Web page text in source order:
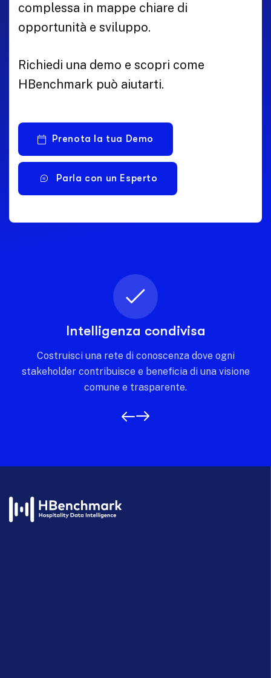
complessa in mappe chiare di
opportunità e sviluppo.
Richiedi una demo e scopri come
HBenchmark può aiutarti.
Prenota la tua Demo
Parla con un Esperto
Intelligenza condivisa
Costruisci una rete di conoscenza dove ogni
stakeholder contribuisce e beneficia di una visione
comune e trasparente.